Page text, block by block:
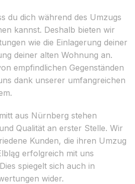
du dich während des Umzugs
kannst. Deshalb bieten wir
wie die Einlagerung deiner
deiner alten Wohnung an.
empfindlichen Gegenständen
dank unserer umfangreichen
aus Nürnberg stehen
Qualität an erster Stelle. Wir
Kunden, die ihren Umzug
erfolgreich mit uns
spiegelt sich auch in
wider.